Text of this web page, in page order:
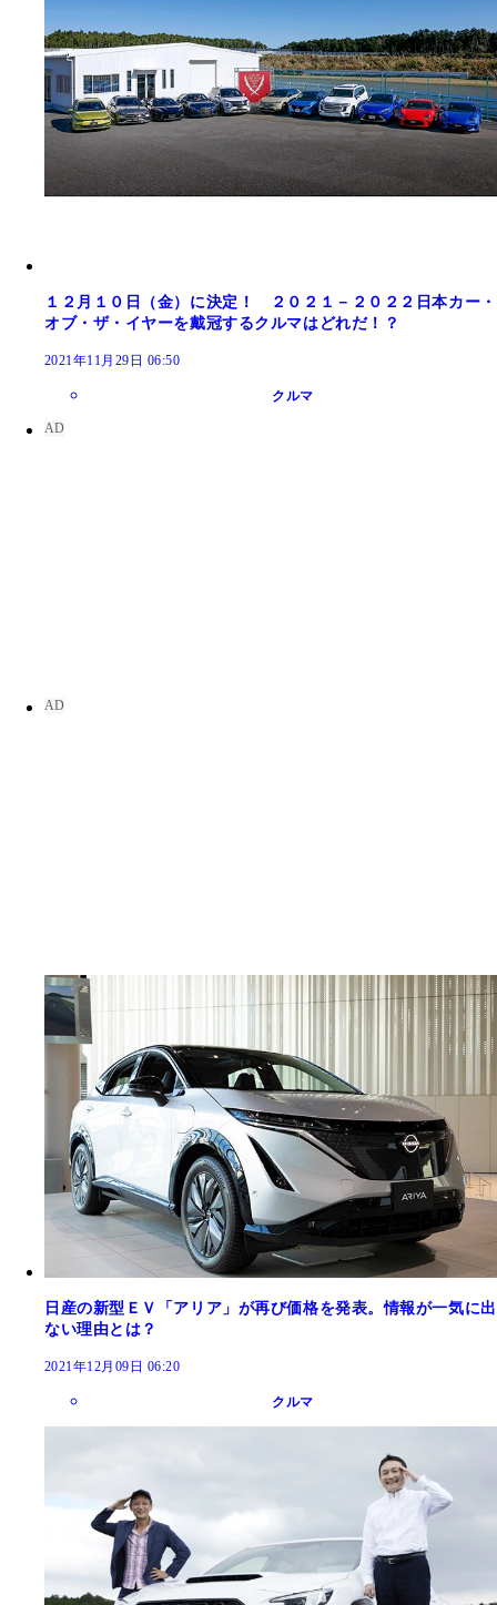
１２月１０日（金）に決定！ ２０２１－２０２２日本カー・
オブ・ザ・イヤーを戴冠するクルマはどれだ！？
2021年11月29日 06:50
クルマ
日産の新型ＥＶ「アリア」が再び価格を発表。情報が一気に出
ない理由とは？
2021年12月09日 06:20
クルマ